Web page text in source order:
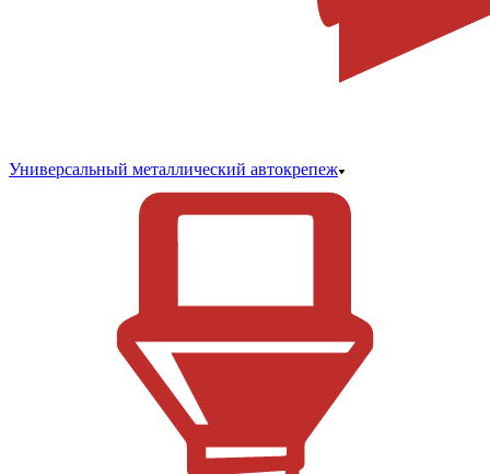
Универсальный металлический автокрепеж